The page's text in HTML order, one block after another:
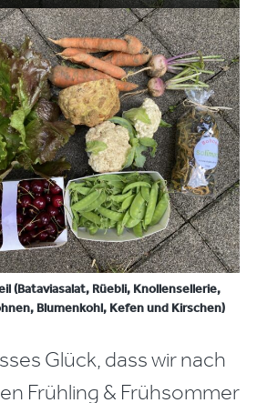
(Bataviasalat, Rüebli, Knollensellerie,
Blumenkohl, Kefen und Kirschen)
Glück, dass wir nach
Frühling & Frühsommer